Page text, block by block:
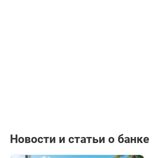
Новости и статьи о банке